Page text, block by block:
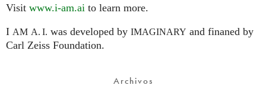
Visit www.i-am.ai to learn more.
I AM A. I. was developed by IMAGINARY and finaned by
Carl Zeiss Foundation.
Archivos